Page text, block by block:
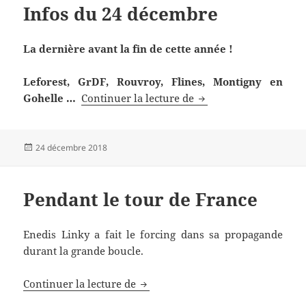
Infos du 24 décembre
La dernière avant la fin de cette année !
Leforest, GrDF, Rouvroy, Flines, Montigny en
Gohelle … Continuer la lecture de Infos du 24 décembre
Publié
24 décembre 2018
Pendant le tour de France
Enedis Linky a fait le forcing dans sa propagande
durant la grande boucle.
Continuer la lecture de Pendant le tour de France